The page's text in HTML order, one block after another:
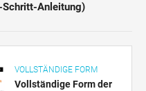
Schritt-Anleitung)
VOLLSTÄNDIGE FORM
Vollständige Form der